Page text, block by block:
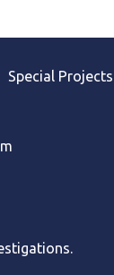
Special Projects